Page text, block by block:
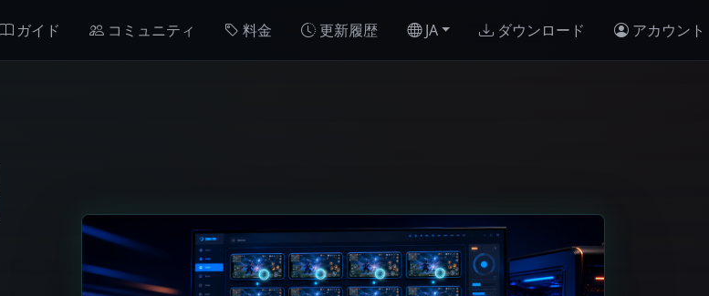
ガイド コミュニティ 料金 更新履歴 JA ダウンロード アカウント